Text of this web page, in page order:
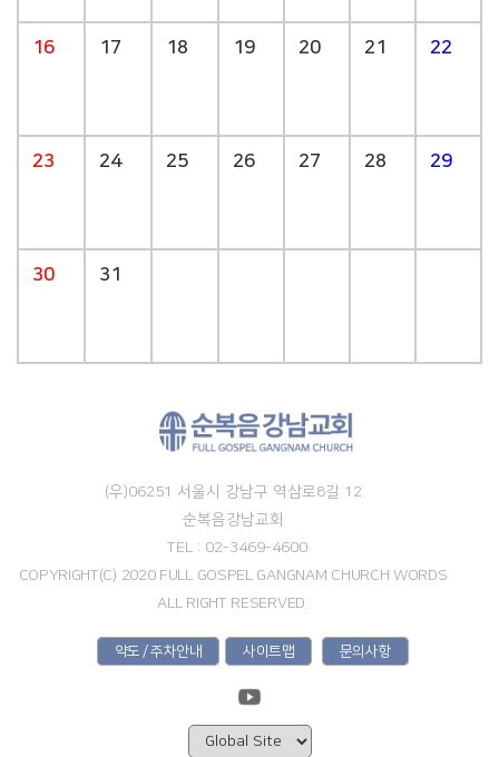
16 17 18 19 20 21 22
23 24 25 26 27 28 29
30 31
(우)06251 서울시 강남구 역삼로8길 12
순복음강남교회
TEL : 02-3469-4600
COPYRIGHT(C) 2020 FULL GOSPEL GANGNAM CHURCH WORDS
ALL RIGHT RESERVED.
약도 / 주차안내 사이트맵 문의사항